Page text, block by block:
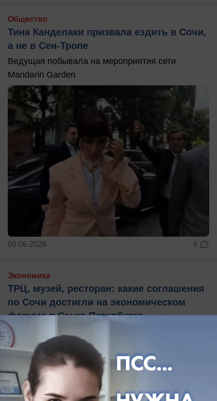
Общество
Тина Канделаки призвала ездить в Сочи,
а не в Сен-Тропе
Ведущая побывала на мероприятия сети
Mandarin Garden
06.06.2026 6
Экономика
ТРЦ, музей, ресторан: какие соглашения
по Сочи достигли на экономическом
форуме в Санкт-Петербурге
Их подписали, как мэр города, так и губернатор